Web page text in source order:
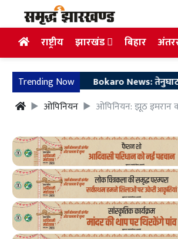
राष्ट्रीय झारखंड बिहार
Trending NowBokaro News: तेनुघाट
ओपिनियन
ओपिनियन: झूठ इमरान